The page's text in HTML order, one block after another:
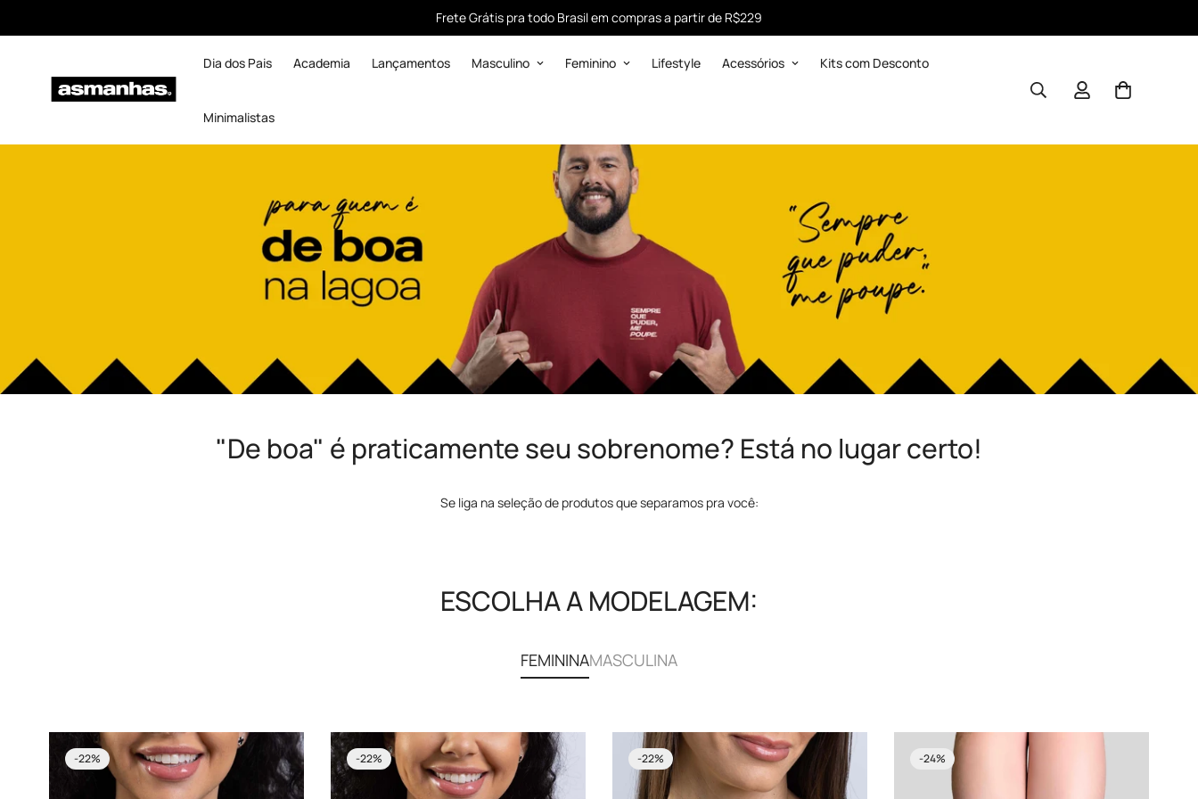
Frete Grátis pra todo Brasil em compras a partir de R$229
Dia dos Pais Academia Lançamentos Masculino Feminino Lifestyle Acessórios Kits com Desconto
Minimalistas
"De boa" é praticamente seu sobrenome? Está no lugar certo!
Se liga na seleção de produtos que separamos pra você:
ESCOLHA A MODELAGEM:
FEMININAMASCULINA
-22% -22% -22% -24%